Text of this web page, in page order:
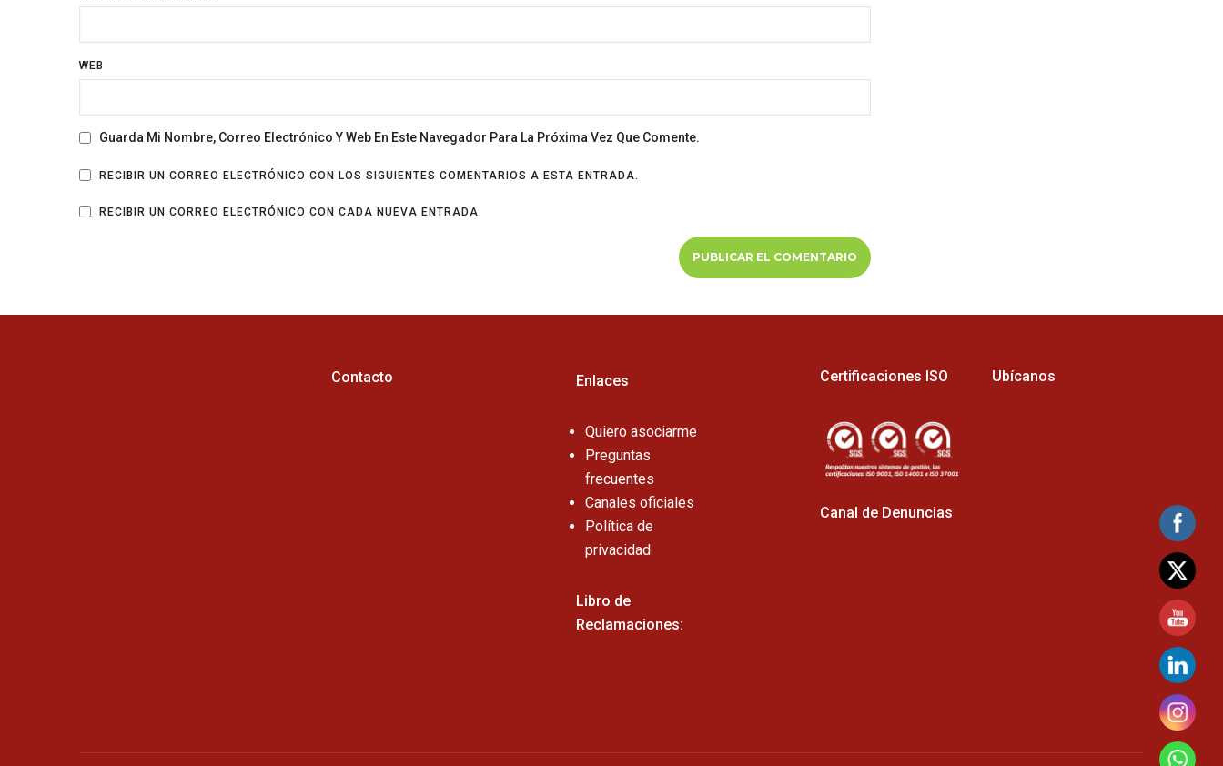
WEB
Guarda Mi Nombre, Correo Electrónico Y Web En Este Navegador Para La Próxima Vez Que Comente.
RECIBIR UN CORREO ELECTRÓNICO CON LOS SIGUIENTES COMENTARIOS A ESTA ENTRADA.
RECIBIR UN CORREO ELECTRÓNICO CON CADA NUEVA ENTRADA.
Contacto Enlaces
Quiero asociarme
Preguntas
frecuentes
Canales oficiales
Política de
privacidad
Libro de
Reclamaciones:
Certificaciones ISO
Canal de Denuncias
Ubícanos